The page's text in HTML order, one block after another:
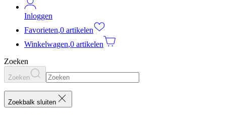
Inloggen
Favorieten,0 artikelen
Winkelwagen,0 artikelen
Zoeken
Zoeken
Zoekbalk sluiten